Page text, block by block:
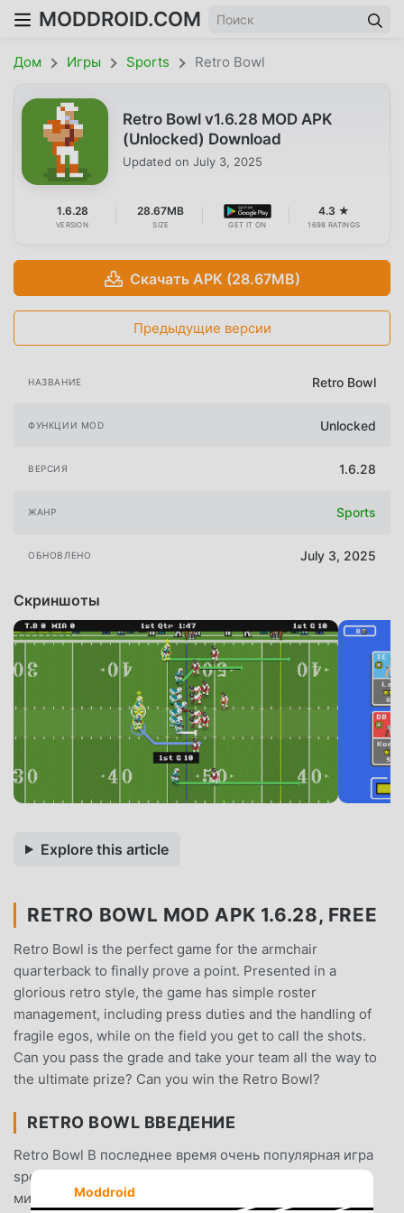
MODDROID.COM
Дом Игры Sports Retro Bowl
Retro Bowl v1.6.28 MOD APK
(Unlocked) Download
Updated on July 3, 2025
1.6.28
VERSION
28.67MB
SIZE GET IT ON
4.3 ★
1698 RATINGS
Скачать APK (28.67MB)
Предыдущие версии
НАЗВАНИЕ Retro Bowl
ФУНКЦИИ MOD Unlocked
ВЕРСИЯ 1.6.28
ЖАНР Sports
ОБНОВЛЕНО July 3, 2025
Скриншоты
Explore this article
RETRO BOWL MOD APK 1.6.28, FREE
Retro Bowl is the perfect game for the armchair
quarterback to finally prove a point. Presented in a
glorious retro style, the game has simple roster
management, including press duties and the handling of
fragile egos, while on the field you get to call the shots.
Can you pass the grade and take your team all the way to
the ultimate prize? Can you win the Retro Bowl?
RETRO BOWL ВВЕДЕНИЕ
Retro Bowl В последнее время очень популярная игра
sports завоевала множество поклонников по всему
миру, которым нравятся игры sports. Если вы хотите
Moddroid